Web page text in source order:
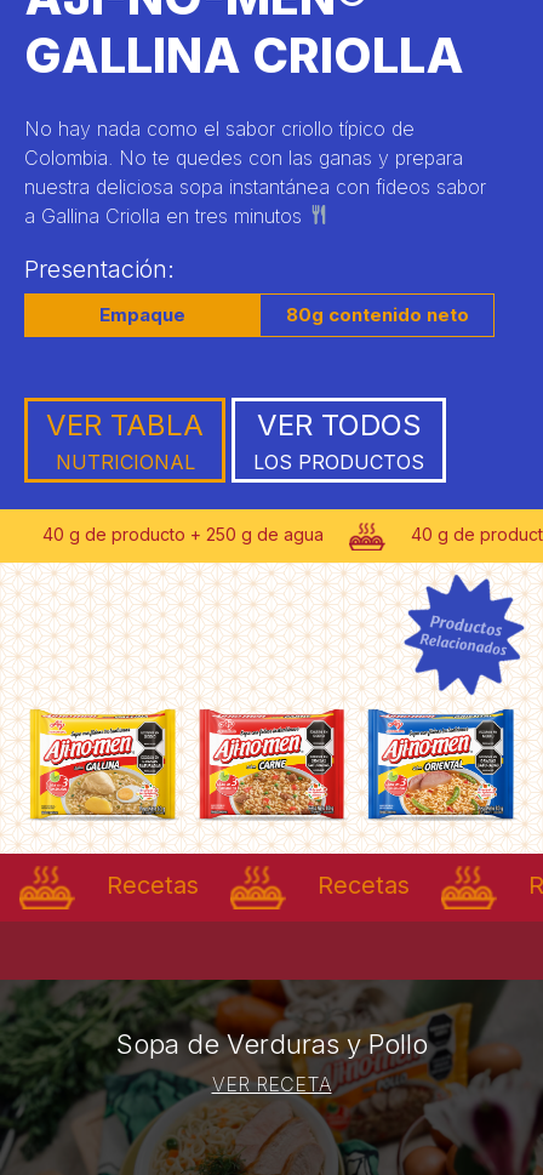
GALLINA CRIOLLA
No hay nada como el sabor criollo típico de
Colombia. No te quedes con las ganas y prepara
nuestra deliciosa sopa instantánea con fideos sabor
a Gallina Criolla en tres minutos
Presentación:
Empaque 80g contenido neto
VER TABLA
NUTRICIONAL
VER TODOS
LOS PRODUCTOS
40 g de producto + 250 g de agua 40 g de producto +
Recetas Recetas
Sopa de Verduras y Pollo
VER RECETA